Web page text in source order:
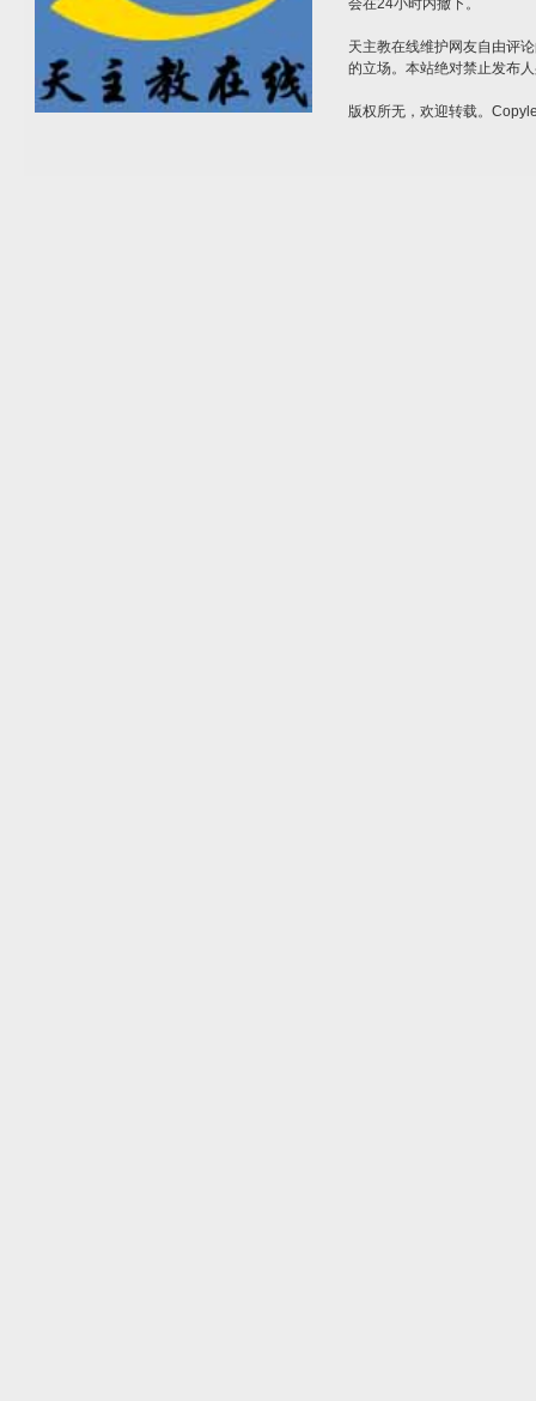
会在24小时内撤下。
天主教在线维护网友自由评
的立场。本站绝对禁止发布
版权所无，欢迎转载。